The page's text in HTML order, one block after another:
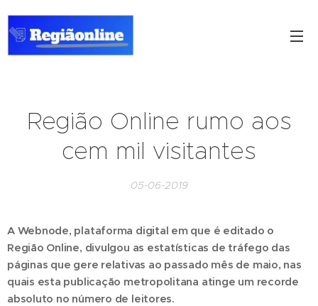
Região Online rumo aos
cem mil visitantes
05-06-2019
A Webnode, plataforma digital em que é editado o
Região Online, divulgou as estatísticas de tráfego das
páginas que gere relativas ao passado mês de maio, nas
quais esta publicação metropolitana atinge um recorde
absoluto no número de leitores.